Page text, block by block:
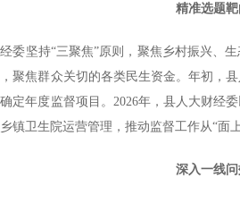
精准选题
委坚持“三聚焦”原则，聚焦乡村振兴、
聚焦群众关切的各类民生资金。年初，
定年度监督项目。2026年，县人大财经
镇卫生院运营管理，推动监督工作从“面
深入一线